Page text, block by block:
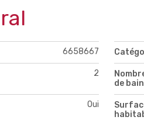
6658667
2
de bain
Oui